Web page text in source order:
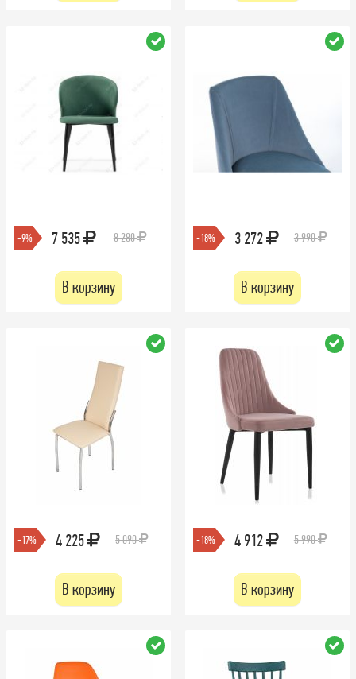
-9% 7 535 8 280
В корзину
-18% 3 272 3 990
В корзину
-17% 4 225 5 090
В корзину
-18% 4 912 5 990
В корзину